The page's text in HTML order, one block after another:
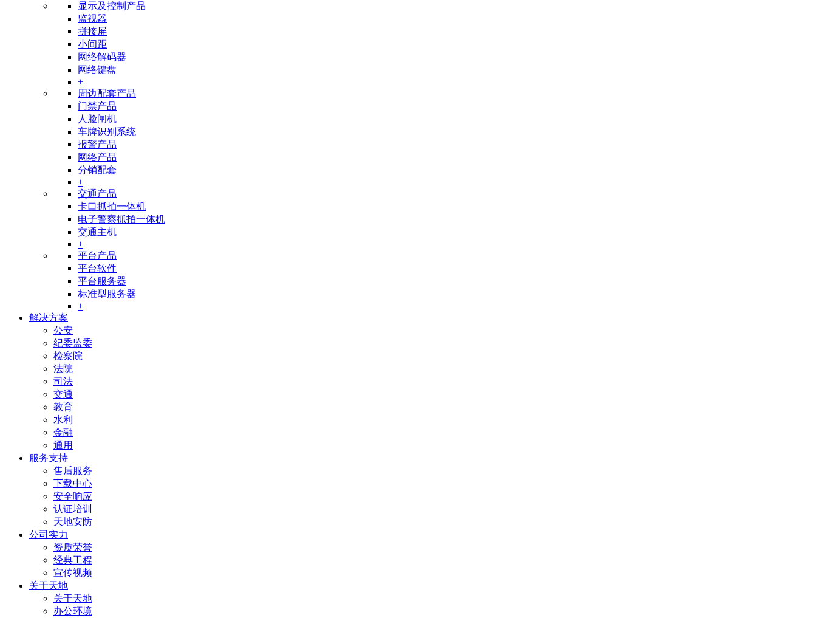
显示及控制产品
监视器
拼接屏
小间距
网络解码器
网络键盘
+
周边配套产品
门禁产品
人脸闸机
车牌识别系统
报警产品
网络产品
分销配套
+
交通产品
卡口抓拍一体机
电子警察抓拍一体机
交通主机
+
平台产品
平台软件
平台服务器
标准型服务器
+
解决方案
公安
纪委监委
检察院
法院
司法
交通
教育
水利
金融
通用
服务支持
售后服务
下载中心
安全响应
认证培训
天地安防
公司实力
资质荣誉
经典工程
宣传视频
关于天地
关于天地
办公环境